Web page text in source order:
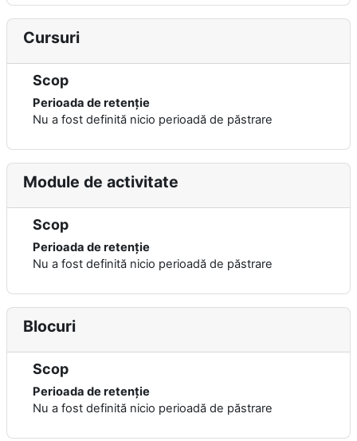
Cursuri
Scop
Perioada de retenție
Nu a fost definită nicio perioadă de păstrare
Module de activitate
Scop
Perioada de retenție
Nu a fost definită nicio perioadă de păstrare
Blocuri
Scop
Perioada de retenție
Nu a fost definită nicio perioadă de păstrare